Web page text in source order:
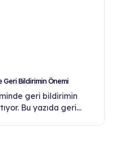
Geri Bildirimin Önemi
geri bildirimin
Bu yazıda geri